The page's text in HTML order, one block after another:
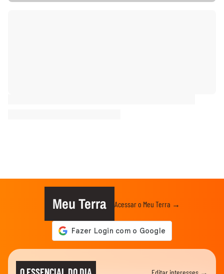
Meu Terra Acessar o Meu Terra →
Editar interesses →